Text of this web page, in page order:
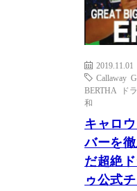
2019.11.01
Callaway
BERTHA ド
和
キャロ
バーを
だ超絶
ゥ公式